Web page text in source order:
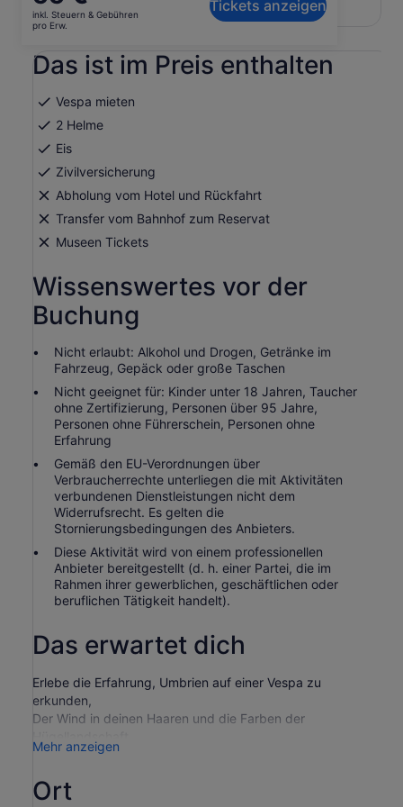
Preis
beträgt
pro
Erw.
inkl. Steuern & Gebühren
pro Erw.
Tickets anzeigen
Feedback zu dieser Übersetzung gebenWird
neuen
Das ist im Preis enthalten
Vespa mieten
2 Helme
Eis
Zivilversicherung
Abholung vom Hotel und Rückfahrt
Transfer vom Bahnhof zum Reservat
Museen Tickets
Wissenswertes vor der
Buchung
Nicht erlaubt: Alkohol und Drogen, Getränke im
Fahrzeug, Gepäck oder große Taschen
Nicht geeignet für: Kinder unter 18 Jahren, Taucher
ohne Zertifizierung, Personen über 95 Jahre,
Personen ohne Führerschein, Personen ohne
Erfahrung
Gemäß den EU-Verordnungen über
Verbraucherrechte unterliegen die mit Aktivitäten
verbundenen Dienstleistungen nicht dem
Widerrufsrecht. Es gelten die
Stornierungsbedingungen des Anbieters.
Diese Aktivität wird von einem professionellen
Anbieter bereitgestellt (d. h. einer Partei, die im
Rahmen ihrer gewerblichen, geschäftlichen oder
beruflichen Tätigkeit handelt).
Das erwartet dich
Erlebe die Erfahrung, Umbrien auf einer Vespa zu
erkunden,
Der Wind in deinen Haaren und die Farben der
Mittelalterliche Dörfer mühelos besuchen.
Mehr anzeigen
Ort